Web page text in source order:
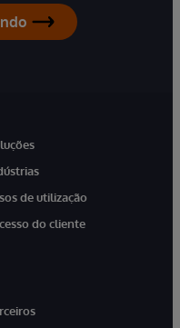
de utilização
do cliente